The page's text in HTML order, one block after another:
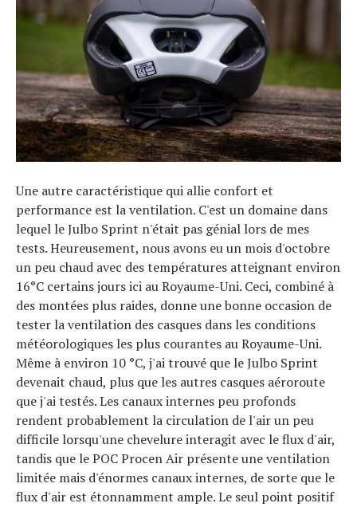
Une autre caractéristique qui allie confort et
performance est la ventilation. C'est un domaine dans
lequel le Julbo Sprint n'était pas génial lors de mes
tests. Heureusement, nous avons eu un mois d'octobre
un peu chaud avec des températures atteignant environ
16°C certains jours ici au Royaume-Uni. Ceci, combiné à
des montées plus raides, donne une bonne occasion de
tester la ventilation des casques dans les conditions
météorologiques les plus courantes au Royaume-Uni.
Même à environ 10 °C, j'ai trouvé que le Julbo Sprint
devenait chaud, plus que les autres casques aéroroute
que j'ai testés. Les canaux internes peu profonds
rendent probablement la circulation de l'air un peu
difficile lorsqu'une chevelure interagit avec le flux d'air,
tandis que le POC Procen Air présente une ventilation
limitée mais d'énormes canaux internes, de sorte que le
flux d'air est étonnamment ample. Le seul point positif